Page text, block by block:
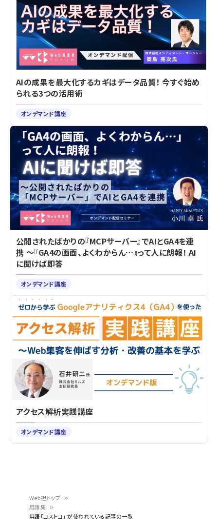
Web担トップ
用語集
用語「コストコ」 が使われている記事の一覧
AIの成果を最大化するカギはデータ品質！ 今すぐ始め
られる3つの活用術
オンデマンド講座
公開されたばかりの『MCPサーバー』でAIとGA4を連
携 ～『GA4の画面、よくわからん…』って人に朗報！ AI
に聞けば即答
オンデマンド講座
アクセス解析実践講座
オンデマンド講座